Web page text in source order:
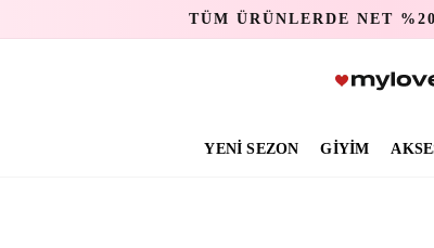
TÜM ÜRÜNLERDE NET
YENİ SEZON GİYİM